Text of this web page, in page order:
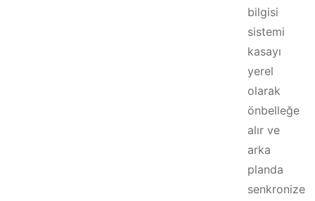
bilgisi
sistemi
kasayı
yerel
olarak
önbelleğe
alır ve
arka
planda
senkronize